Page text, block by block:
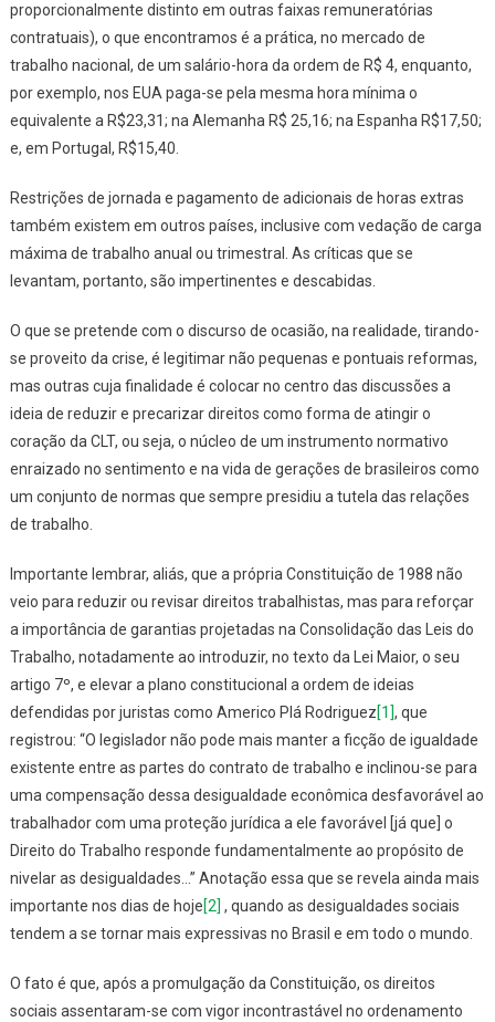
proporcionalmente distinto em outras faixas remuneratórias
contratuais), o que encontramos é a prática, no mercado de
trabalho nacional, de um salário-hora da ordem de R$ 4, enquanto,
por exemplo, nos EUA paga-se pela mesma hora mínima o
equivalente a R$23,31; na Alemanha R$ 25,16; na Espanha R$17,50;
e, em Portugal, R$15,40.
Restrições de jornada e pagamento de adicionais de horas extras
também existem em outros países, inclusive com vedação de carga
máxima de trabalho anual ou trimestral. As críticas que se
levantam, portanto, são impertinentes e descabidas.
O que se pretende com o discurso de ocasião, na realidade, tirando-
se proveito da crise, é legitimar não pequenas e pontuais reformas,
mas outras cuja finalidade é colocar no centro das discussões a
ideia de reduzir e precarizar direitos como forma de atingir o
coração da CLT, ou seja, o núcleo de um instrumento normativo
enraizado no sentimento e na vida de gerações de brasileiros como
um conjunto de normas que sempre presidiu a tutela das relações
de trabalho.
Importante lembrar, aliás, que a própria Constituição de 1988 não
veio para reduzir ou revisar direitos trabalhistas, mas para reforçar
a importância de garantias projetadas na Consolidação das Leis do
Trabalho, notadamente ao introduzir, no texto da Lei Maior, o seu
artigo 7º, e elevar a plano constitucional a ordem de ideias
defendidas por juristas como Americo Plá Rodriguez[1], que
registrou: “O legislador não pode mais manter a ficção de igualdade
existente entre as partes do contrato de trabalho e inclinou-se para
uma compensação dessa desigualdade econômica desfavorável ao
trabalhador com uma proteção jurídica a ele favorável [já que] o
Direito do Trabalho responde fundamentalmente ao propósito de
nivelar as desigualdades…” Anotação essa que se revela ainda mais
importante nos dias de hoje[2] , quando as desigualdades sociais
tendem a se tornar mais expressivas no Brasil e em todo o mundo.
O fato é que, após a promulgação da Constituição, os direitos
sociais assentaram-se com vigor incontrastável no ordenamento